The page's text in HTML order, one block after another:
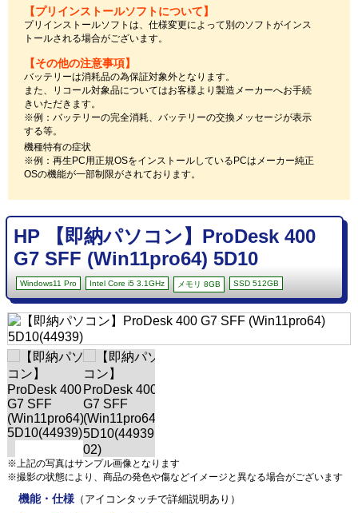
【プリインストールソフトについて】
プリインストールソフトは、仕様変更によって別のソフトがインス
トールされる場合がございます。
【その他の注意事項】
バッテリーは消耗品の為保証対象外となります。
また、リコール対象品についてはお客様より製造メーカーへお手続
きいただきます。
※例：バッテリーの完全消耗、バッテリーの交換メッセージが表示
する等。
機種特有の症状
※例：再生PC用正規OSをインストールしているPCはメーカー純正
OSの機能が一部制限がされております。
HP 【即納パソコン】ProDesk 400
G7 SFF (Win11pro64) 5D10
Windows11 Pro Intel Core i5 3.1GHz メモリ 8GB SSD 512GB
※上記の写真はサンプル画像となります
※撮影の状態により、商品の発色や傷などイメージと異なる場合がございます
機能・仕様（アイコンタッチで詳細説明あり）